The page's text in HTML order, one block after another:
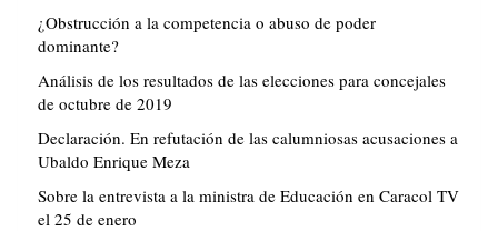
¿Obstrucción a la competencia o abuso de poder
dominante?
Análisis de los resultados de las elecciones para concejales
de octubre de 2019
Declaración. En refutación de las calumniosas acusaciones a
Ubaldo Enrique Meza
Sobre la entrevista a la ministra de Educación en Caracol TV
el 25 de enero